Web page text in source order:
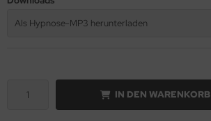
Als Hypnose-MP3 herunterladen
IN DEN WARENKORB